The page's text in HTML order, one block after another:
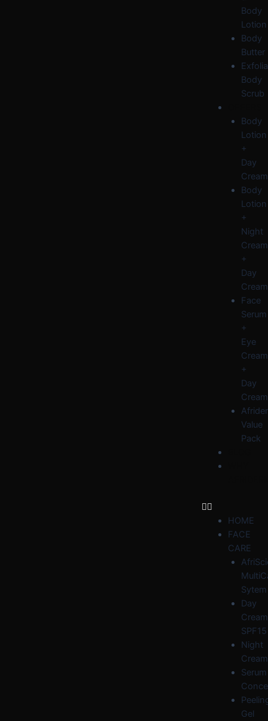
Body
Lotion
Body
Butter
Body
Scrub
Body
Lotion
+
Day
Cream
Body
Lotion
+
Night
Cream
+
Day
Cream
Face
Serum
+
Eye
Cream
+
Day
Cream
Value
Pack
HOME
FACE
CARE
Sytem
Day
Cream
SPF15
Night
Cream
Serum
Gel